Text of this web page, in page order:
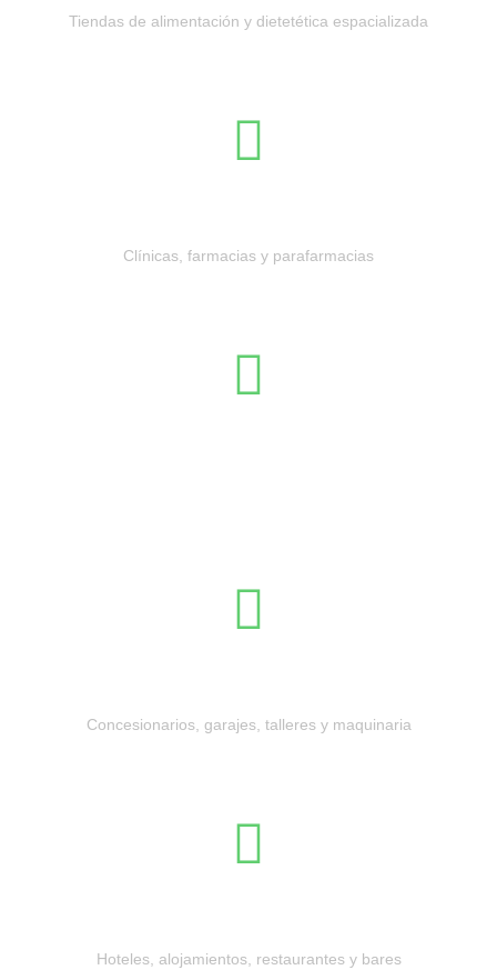
Tiendas de alimentación y dietetética espacializada
Clínicas, farmacias y parafarmacias
Concesionarios, garajes, talleres y maquinaria
Hoteles, alojamientos, restaurantes y bares